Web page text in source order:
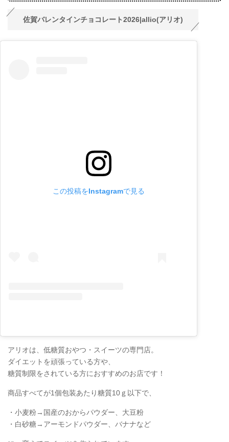
佐賀バレンタインチョコレート2026|allio(アリオ)
この投稿をInstagramで見る
アリオは、低糖質おやつ・スイーツの専門店。
​ダイエットを頑張っている方や、
糖質制限をされている方におすすめのお店です！
商品すべてが1個包装あたり糖質10ｇ以下で、
・小麦粉→国産のおからパウダー、大豆粉
・白砂糖→アーモンドパウダー、バナナなど